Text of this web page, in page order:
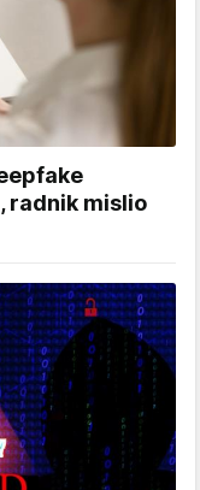
radnik mislio